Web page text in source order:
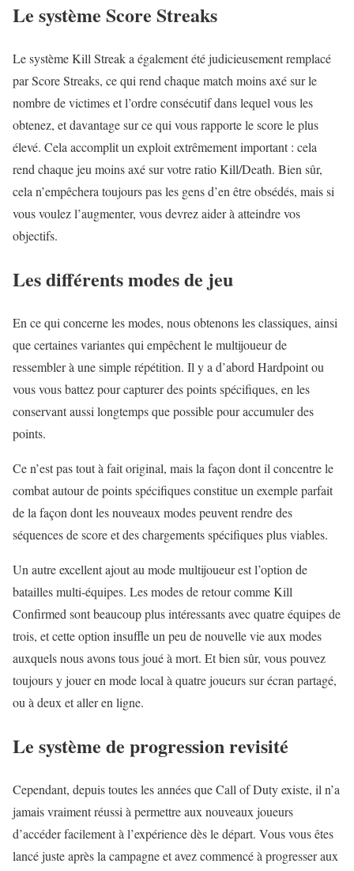
Le système Score Streaks
Le système Kill Streak a également été judicieusement remplacé
par Score Streaks, ce qui rend chaque match moins axé sur le
nombre de victimes et l’ordre consécutif dans lequel vous les
obtenez, et davantage sur ce qui vous rapporte le score le plus
élevé. Cela accomplit un exploit extrêmement important : cela
rend chaque jeu moins axé sur votre ratio Kill/Death. Bien sûr,
cela n’empêchera toujours pas les gens d’en être obsédés, mais si
vous voulez l’augmenter, vous devrez aider à atteindre vos
objectifs.
Les différents modes de jeu
En ce qui concerne les modes, nous obtenons les classiques, ainsi
que certaines variantes qui empêchent le multijoueur de
ressembler à une simple répétition. Il y a d’abord Hardpoint ou
vous vous battez pour capturer des points spécifiques, en les
conservant aussi longtemps que possible pour accumuler des
points.
Ce n’est pas tout à fait original, mais la façon dont il concentre le
combat autour de points spécifiques constitue un exemple parfait
de la façon dont les nouveaux modes peuvent rendre des
séquences de score et des chargements spécifiques plus viables.
Un autre excellent ajout au mode multijoueur est l’option de
batailles multi-équipes. Les modes de retour comme Kill
Confirmed sont beaucoup plus intéressants avec quatre équipes de
trois, et cette option insuffle un peu de nouvelle vie aux modes
auxquels nous avons tous joué à mort. Et bien sûr, vous pouvez
toujours y jouer en mode local à quatre joueurs sur écran partagé,
ou à deux et aller en ligne.
Le système de progression revisité
Cependant, depuis toutes les années que Call of Duty existe, il n’a
jamais vraiment réussi à permettre aux nouveaux joueurs
d’accéder facilement à l’expérience dès le départ. Vous vous êtes
lancé juste après la campagne et avez commencé à progresser aux